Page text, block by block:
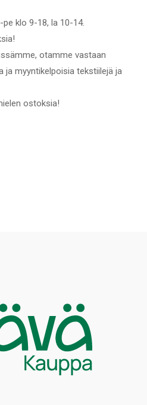
klo 9-18, la 10-14.
otamme vastaan
ja myyntikelpoisia tekstiilejä ja
ostoksia!